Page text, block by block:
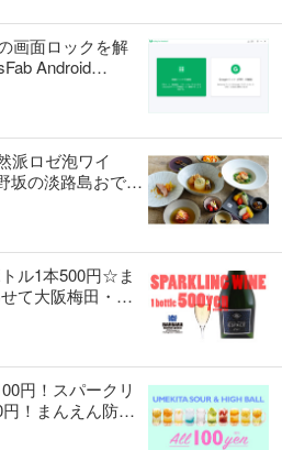
画面ロックを解
派ロゼ泡ワイ
坂の淡路島おでん
」で。
ル1本500円☆ま
て大阪梅田・中
レイス 中崎本
円！スパークリ
！まんえん防止
フロント大阪の2